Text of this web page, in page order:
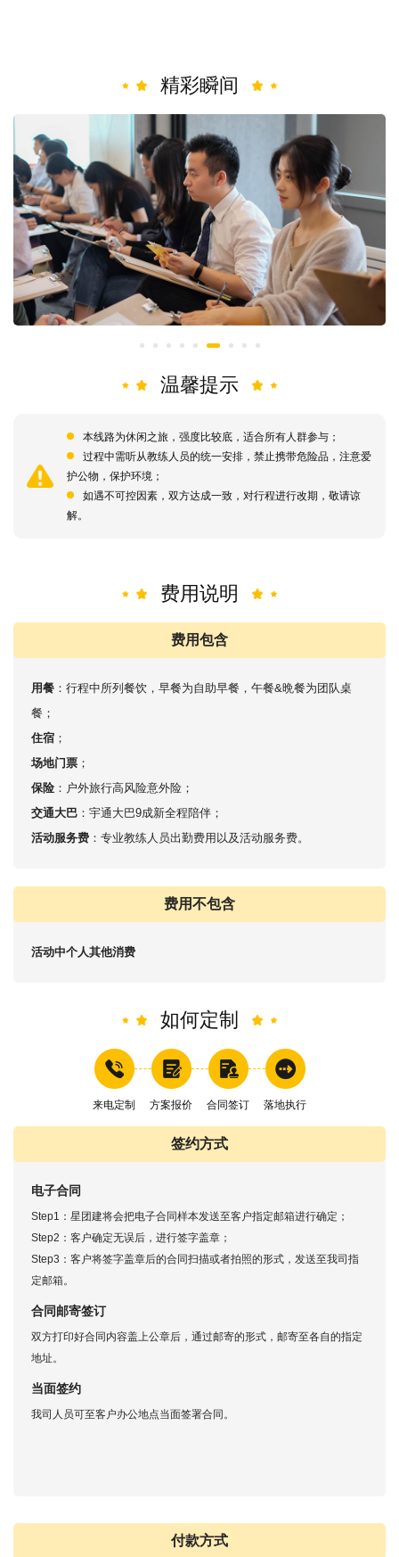
精彩瞬间
温馨提示
本线路为休闲之旅，强度比较底，适合所有人群参与；
过程中需听从教练人员的统一安排，禁止携带危险品，注意爱
护公物，保护环境；
如遇不可控因素，双方达成一致，对行程进行改期，敬请谅
解。
费用说明
费用包含
用餐 ：行程中所列餐饮，早餐为自助早餐，午餐&晩餐为团队桌
餐；
住宿 ；
场地门票 ；
保险 ：户外旅行高风险意外险；
交通大巴 ：宇通大巴9成新全程陪伴；
活动服务费 ：专业教练人员出勤费用以及活动服务费。
费用不包含
活动中个人其他消费
如何定制
来电定制 方案报价 合同签订 落地执行
签约方式
电子合同
Step1：星团建将会把电子合同样本发送至客户指定邮箱进行确定；
Step2：客户确定无误后，进行签字盖章；
Step3：客户将签字盖章后的合同扫描或者拍照的形式，发送至我司指
定邮箱。
合同邮寄签订
双方打印好合同内容盖上公章后，通过邮寄的形式，邮寄至各自的指定
地址。
当面签约
我司人员可至客户办公地点当面签署合同。
付款方式